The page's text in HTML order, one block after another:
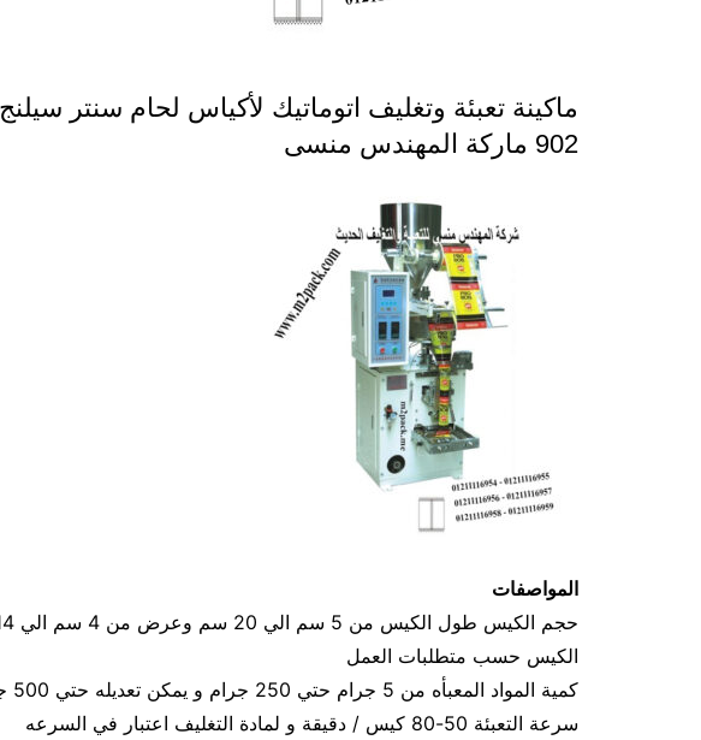
ماكينة تعبئة وتغليف اتوماتيك لأكياس لحام سنتر
902 ماركة المهندس منسى
المواصفات
الكيس حسب متطلبات العمل
كمية المواد المعبأه من 5 جرام حتي 250 جرام و يمكن تعديله حتي 500 جرام
سرعة التعبئة 50-80 كيس / دقيقة و لمادة التغليف اعتبار في السرعه